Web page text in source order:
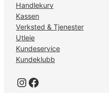
Handlekurv
Kassen
Verksted & Tjenester
Utleie
Kundeservice
Kundeklubb
Instagram Facebook